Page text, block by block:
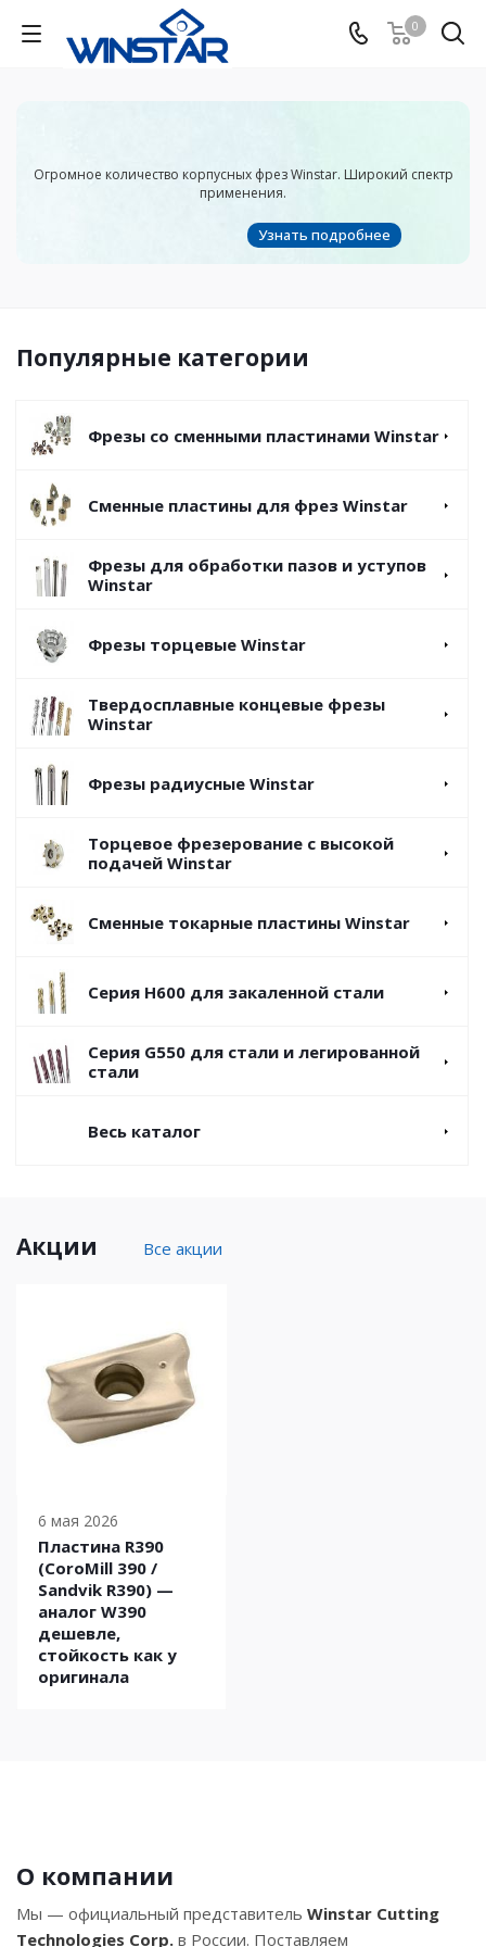
0
Огромное количество корпусных фрез Winstar. Широкий спектр
применения.
Узнать подробнее
Популярные категории
Фрезы со сменными пластинами Winstar
Сменные пластины для фрез Winstar
Фрезы для обработки пазов и уступов
Winstar
Фрезы торцевые Winstar
Твердосплавные концевые фрезы
Winstar
Фрезы радиусные Winstar
Торцевое фрезерование с высокой
подачей Winstar
Сменные токарные пластины Winstar
Серия H600 для закаленной стали
Серия G550 для стали и легированной
стали
Весь каталог
Акции Все акции
6 мая 2026
Пластина R390
(CoroMill 390 /
Sandvik R390) —
аналог W390
дешевле,
стойкость как у
оригинала
О компании
Мы — официальный представитель Winstar Cutting
Technologies Corp. в России. Поставляем